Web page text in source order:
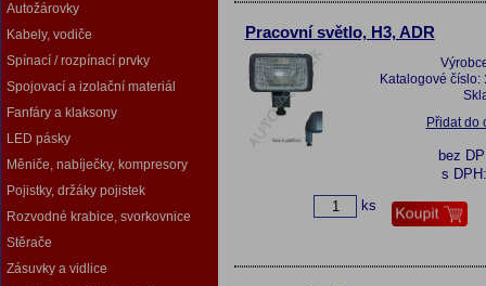
Autožárovky
Kabely, vodiče
Spínací / rozpínací prvky
Spojovací a izolační materiál
Fanfáry a klaksony
LED pásky
Měniče, nabíječky, kompresory
Pojistky, držáky pojistek
Rozvodné krabice, svorkovnice
Stěrače
Zásuvky a vidlice
Pracovní světlo, H3, ADR
Katalogové číslo:
Přidat do
bez
s
ks